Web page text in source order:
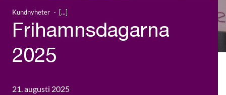
Kundnyheter
Frihamnsdagarna
2025
21. augusti 2025